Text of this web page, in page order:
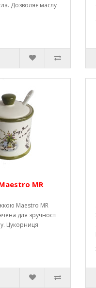
Дозволяє маслу
MR
Maestro MR
для зручності
Цукорниця